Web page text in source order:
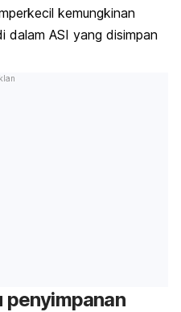
kemungkinan
dalam ASI yang disimpan
Iklan
penyimpanan